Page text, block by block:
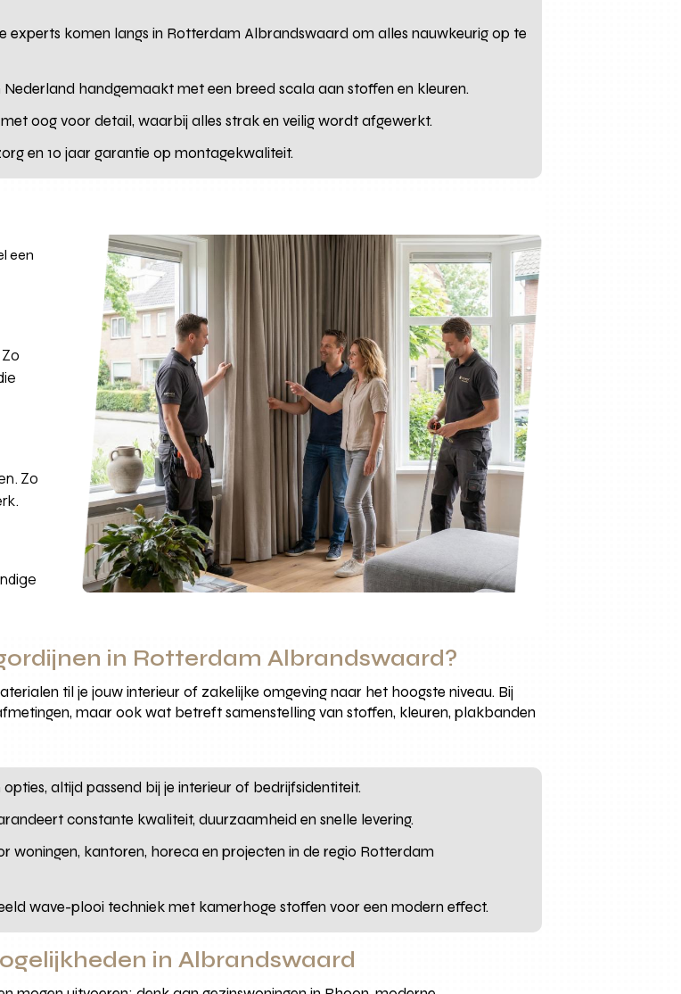
experts komen langs in Rotterdam Albrandswaard om alles nauwkeurig op te
Nederland handgemaakt met een breed scala aan stoffen en kleuren.
oog voor detail, waarbij alles strak en veilig wordt afgewerkt.
en 10 jaar garantie op montagekwaliteit.
een
Zo
in Rotterdam Albrandswaard?
til je jouw interieur of zakelijke omgeving naar het hoogste niveau. Bij
maar ook wat betreft samenstelling van stoffen, kleuren, plakbanden
altijd passend bij je interieur of bedrijfsidentiteit.
constante kwaliteit, duurzaamheid en snelle levering.
woningen, kantoren, horeca en projecten in de regio Rotterdam
wave-plooi techniek met kamerhoge stoffen voor een modern effect.
in Albrandswaard